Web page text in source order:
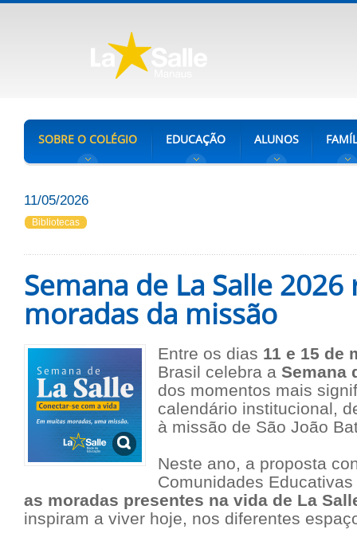
SOBRE O COLÉGIO EDUCAÇÃO ALUNOS
11/05/2026
Bibliotecas
Semana de La Salle
moradas da missão
Entre os dias 11 e 15 de
Brasil celebra a Semana
dos momentos mais
calendário institucional,
à missão de São João
Neste ano, a proposta
Comunidades
as moradas presentes na vida de La
inspiram a viver hoje, nos diferentes